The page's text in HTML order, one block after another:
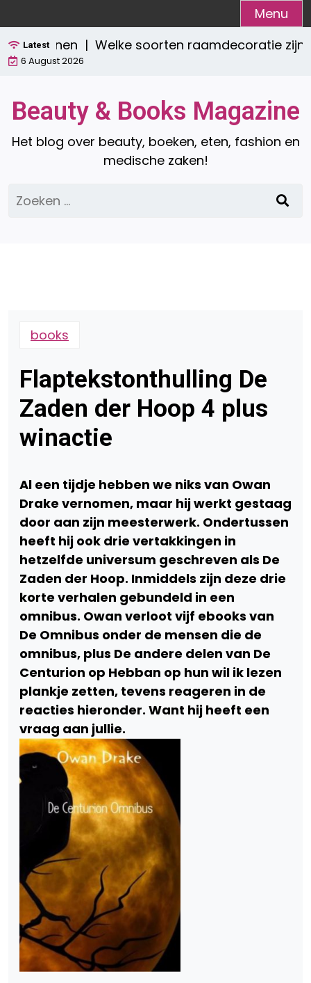
naar
de
inhoud
Menu
Latest
wonen |Welke soorten raamdecoratie zijn er?
6 August 2026
Beauty & Books Magazine
Het blog over beauty, boeken, eten, fashion en
medische zaken!
Zoeken
naar:
books
Flaptekstonthulling De
Zaden der Hoop 4 plus
winactie
Al een tijdje hebben we niks van Owan
Drake vernomen, maar hij werkt gestaag
door aan zijn meesterwerk. Ondertussen
heeft hij ook drie vertakkingen in
hetzelfde universum geschreven als De
Zaden der Hoop. Inmiddels zijn deze drie
korte verhalen gebundeld in een
omnibus. Owan verloot vijf ebooks van
De Omnibus onder de mensen die de
omnibus, plus De andere delen van De
Centurion op Hebban op hun wil ik lezen
plankje zetten, tevens reageren in de
reacties hieronder. Want hij heeft een
vraag aan jullie.